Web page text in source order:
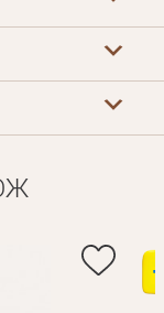
з посиланням для